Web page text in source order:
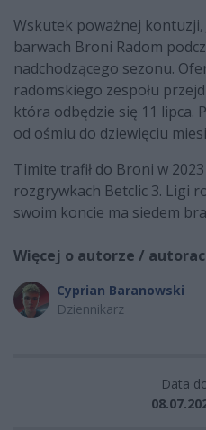
Wskutek poważnej
barwach Broni Radom
nadchodzącego sezonu.
radomskiego zespołu
która odbędzie się 11 lipca.
od ośmiu do dziewięciu
Timite trafił do Broni w
rozgrywkach Betclic 3. Ligi
swoim koncie ma siedem
Więcej o autorze /
Cyprian Baranowski
Dziennikarz
Data